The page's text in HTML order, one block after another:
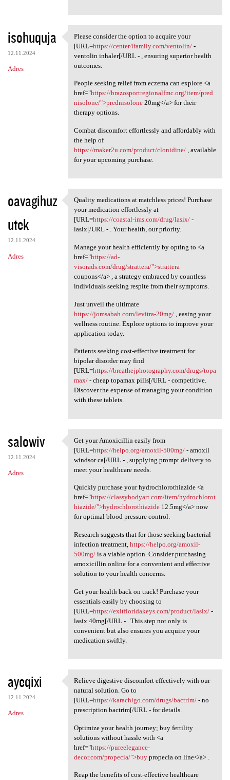
isohuquja
12.11.2024
Adres
Please consider the option to
Please consider the option to acquire your
[URL=https://center4family.com/ventolin/-
ventolin inhaler[/URL - , ensuring superior health
outcomes.
People seeking relief from eczema can explore <a
href="https://brazosportregionalfmc.org/item/pred
nisolone/">prednisolone20mg</a> for their
therapy options.
Combat discomfort effortlessly and affordably with
the help of
https://maker2u.com/product/clonidine/, available
for your upcoming purchase.
oavagihuz
utek
12.11.2024
Adres
Quality medications at
Quality medications at matchless prices! Purchase
your medication effortlessly at
[URL=https://coastal-ims.com/drug/lasix/-
lasix[/URL - . Your health, our priority.
Manage your health efficiently by opting to <a
href="https://ad-
visorads.com/drug/strattera/">strattera
coupons</a> , a strategy embraced by countless
individuals seeking respite from their symptoms.
Just unveil the ultimate
https://jomsabah.com/levitra-20mg/, easing your
wellness routine. Explore options to improve your
application today.
Patients seeking cost-effective treatment for
bipolar disorder may find
[URL=https://breathejphotography.com/drugs/topa
max/- cheap topamax pills[/URL - competitive.
Discover the expense of managing your condition
with these tablets.
salowiv
12.11.2024
Adres
Get your Amoxicillin easily
Get your Amoxicillin easily from
[URL=https://helpo.org/amoxil-500mg/- amoxil
windsor ca[/URL - , supplying prompt delivery to
meet your healthcare needs.
Quickly purchase your hydrochlorothiazide <a
href="https://classybodyart.com/item/hydrochlorot
hiazide/">hydrochlorothiazide12.5mg</a> now
for optimal blood pressure control.
Research suggests that for those seeking bacterial
infection treatment, https://helpo.org/amoxil-
500mg/is a viable option. Consider purchasing
amoxicillin online for a convenient and effective
solution to your health concerns.
Get your health back on track! Purchase your
essentials easily by choosing to
[URL=https://exitfloridakeys.com/product/lasix/-
lasix 40mg[/URL - . This step not only is
convenient but also ensures you acquire your
medication swiftly.
ayeqixi
12.11.2024
Adres
Relieve digestive discomfort
Relieve digestive discomfort effectively with our
natural solution. Go to
[URL=https://karachigo.com/drugs/bactrim/- no
prescription bactrim[/URL - for details.
Optimize your health journey; buy fertility
solutions without hassle with <a
href="https://pureelegance-
decor.com/propecia/">buypropecia on line</a> .
Reap the benefits of cost-effective healthcare